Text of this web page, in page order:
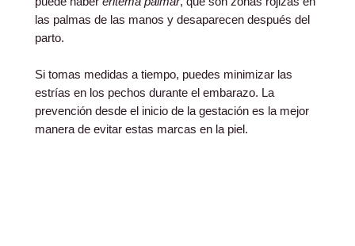
las palmas de las manos y desaparecen después del
parto.
Si tomas medidas a tiempo, puedes minimizar las
estrías en los pechos durante el embarazo. La
prevención desde el inicio de la gestación es la mejor
manera de evitar estas marcas en la piel.